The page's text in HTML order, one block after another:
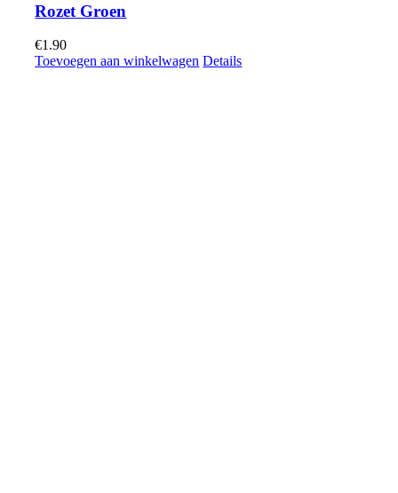
Rozet Groen
€1.90
Toevoegen aan winkelwagen Details